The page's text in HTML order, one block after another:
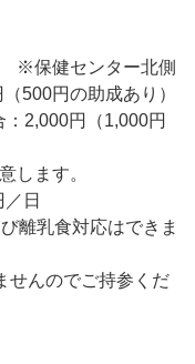
保健センター北側
円の助成あり）
円（1,000円
）
ます。
日
対応はできま
でご持参くだ